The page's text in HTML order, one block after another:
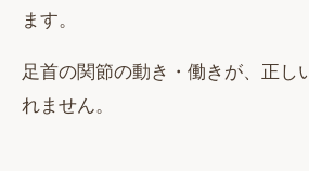
ます。
足首の関節の動き・働きが、正し
れません。